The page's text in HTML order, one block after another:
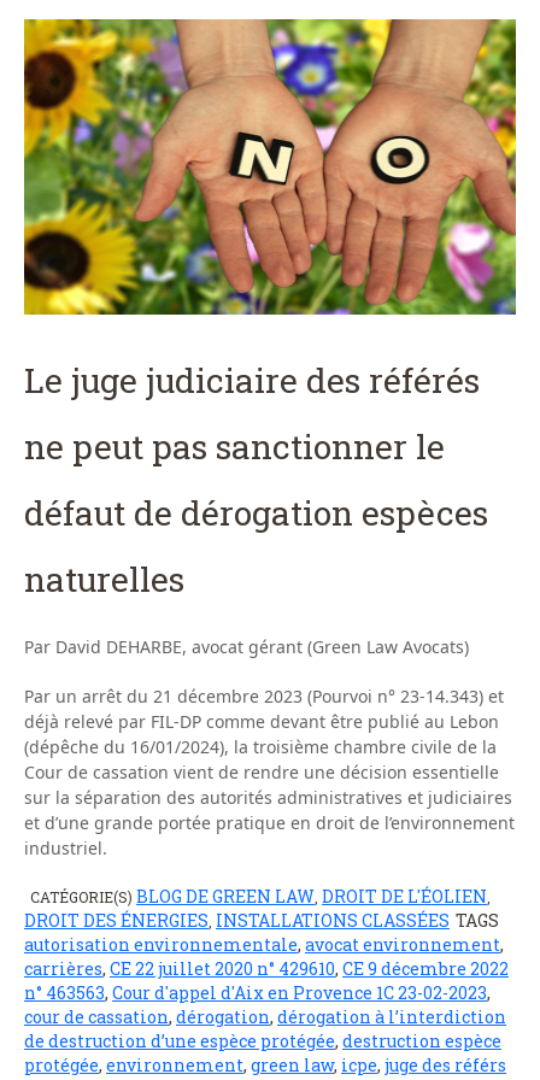
Le juge judiciaire des référés
ne peut pas sanctionner le
défaut de dérogation espèces
naturelles
Par David DEHARBE, avocat gérant (Green Law Avocats)
Par un arrêt du 21 décembre 2023 (Pourvoi n° 23-14.343) et
déjà relevé par FIL-DP comme devant être publié au Lebon
(dépêche du 16/01/2024), la troisième chambre civile de la
Cour de cassation vient de rendre une décision essentielle
sur la séparation des autorités administratives et judiciaires
et d’une grande portée pratique en droit de l’environnement
industriel.
CATÉGORIE(S) BLOG DE GREEN LAW DROIT DE L'ÉOLIEN
DROIT DES ÉNERGIES INSTALLATIONS CLASSÉES TAGS
autorisation environnementale, avocat environnement,
carrières, CE 22 juillet 2020 n° 429610, CE 9 décembre 2022
n° 463563, Cour d'appel d'Aix en Provence 1C 23-02-2023,
cour de cassation, dérogation, dérogation à l’interdiction
de destruction d’une espèce protégée, destruction espèce
protégée, environnement, green law, icpe, juge des référs